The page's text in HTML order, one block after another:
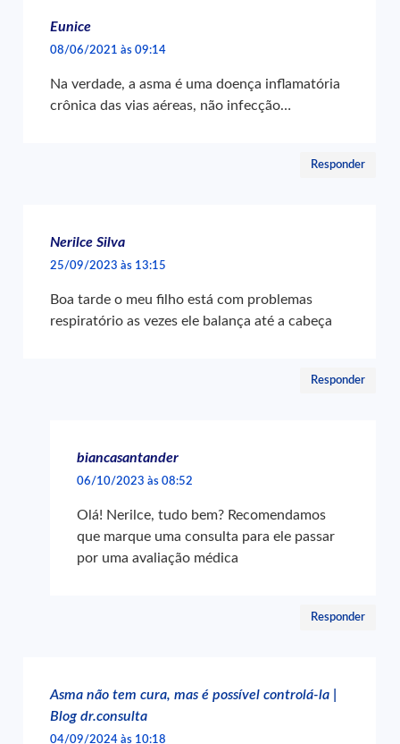
Eunice
08/06/2021 às 09:14
Na verdade, a asma é uma doença inflamatória
crônica das vias aéreas, não infecção…
Responder
Nerilce Silva
25/09/2023 às 13:15
Boa tarde o meu filho está com problemas
respiratório as vezes ele balança até a cabeça
Responder
biancasantander
06/10/2023 às 08:52
Olá! Nerilce, tudo bem? Recomendamos
que marque uma consulta para ele passar
por uma avaliação médica
Responder
Asma não tem cura, mas é possível controlá-la |
Blog dr.consulta
04/09/2024 às 10:18